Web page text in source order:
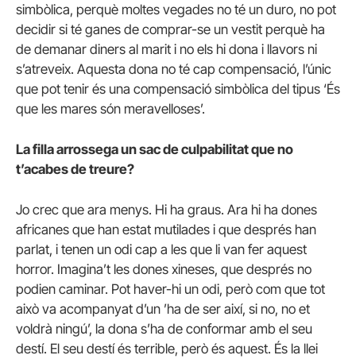
simbòlica, perquè moltes vegades no té un duro, no pot
decidir si té ganes de comprar-se un vestit perquè ha
de demanar diners al marit i no els hi dona i llavors ni
s’atreveix. Aquesta dona no té cap compensació, l’únic
que pot tenir és una compensació simbòlica del tipus ‘És
que les mares són meravelloses’.
La filla arrossega un sac de culpabilitat que no
t’acabes de treure?
Jo crec que ara menys. Hi ha graus. Ara hi ha dones
africanes que han estat mutilades i que després han
parlat, i tenen un odi cap a les que li van fer aquest
horror. Imagina’t les dones xineses, que després no
podien caminar. Pot haver-hi un odi, però com que tot
això va acompanyat d’un ’ha de ser així, si no, no et
voldrà ningú’, la dona s’ha de conformar amb el seu
destí. El seu destí és terrible, però és aquest. És la llei